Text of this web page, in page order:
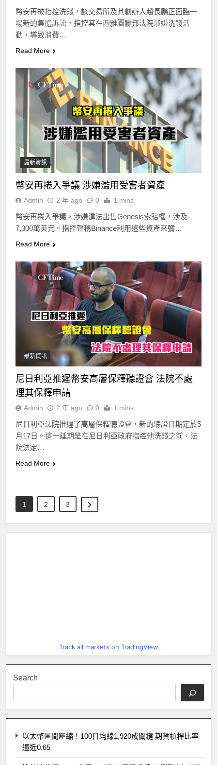
Track all markets on TradingView
Search
以太幣區間壓縮！100日均線1,920成關鍵 期貨槓桿比率
逼近0.65
幣安再被指控洗錢，該交易所及其創辦人趙長鵬正面臨一
場新的集體訴訟，指控其在西雅圖聯邦法院涉嫌洗錢活
動，導致消費…
Read More
最新資訊
幣安再捲入爭議 涉嫌濫用受害者資產
Admin 2 年 ago 0 1 mins
幣安再捲入爭議，涉嫌違法出售Genesis索賠權，涉及
7,300萬美元。指控聲稱Binance利用這些資產來彌…
Read More
最新資訊
尼日利亞推遲幣安高層保釋聽證會 法院不處
理其保釋申請
Admin 2 年 ago 0 1 mins
尼日利亞法院推遲了高層保釋聽證會，新的聽證日期定於5
月17日。這一延期是在尼日利亞政府指控他洗錢之前，法
院決定…
Read More
1 2 3